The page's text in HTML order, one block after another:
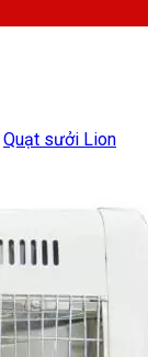
Quạt sưởi Lion